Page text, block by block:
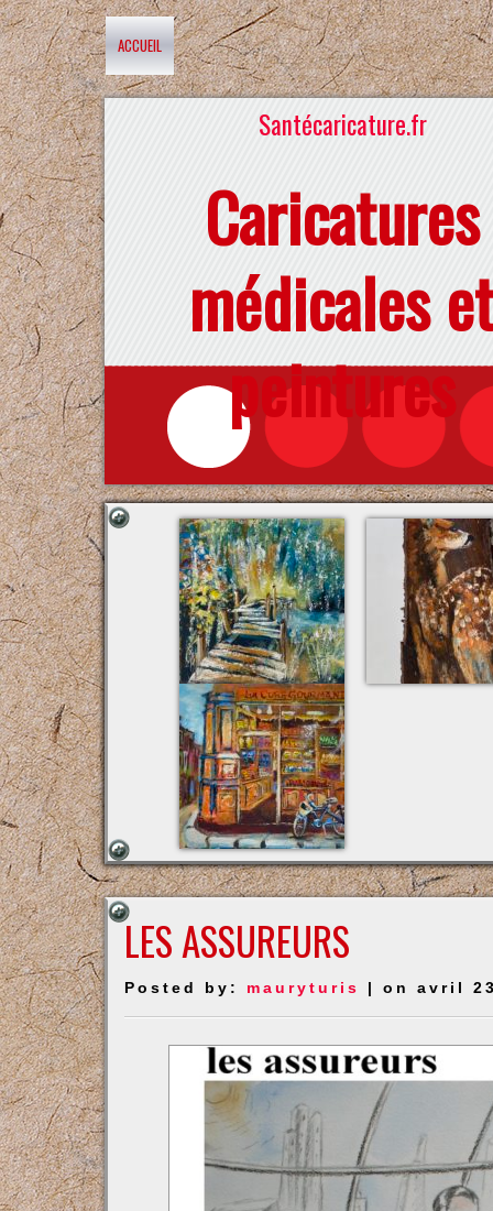
ACCUEIL
Santécaricature.fr
Caricatures
médicales
peintures
LES ASSUREURS
Posted by: mauryturis | on avril